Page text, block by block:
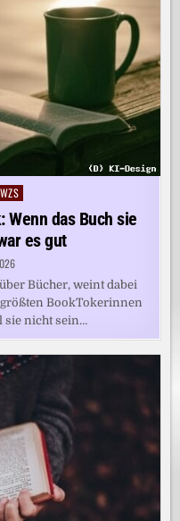
Wenn das Buch sie
es gut
Bücher, weint dabei
BookTokerinnen
sie nicht sein…